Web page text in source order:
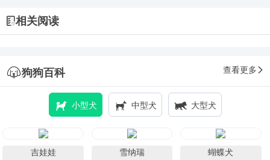
相关阅读
狗狗百科 查看更多
小型犬 中型犬 大型犬
吉娃娃 雪纳瑞 蝴蝶犬